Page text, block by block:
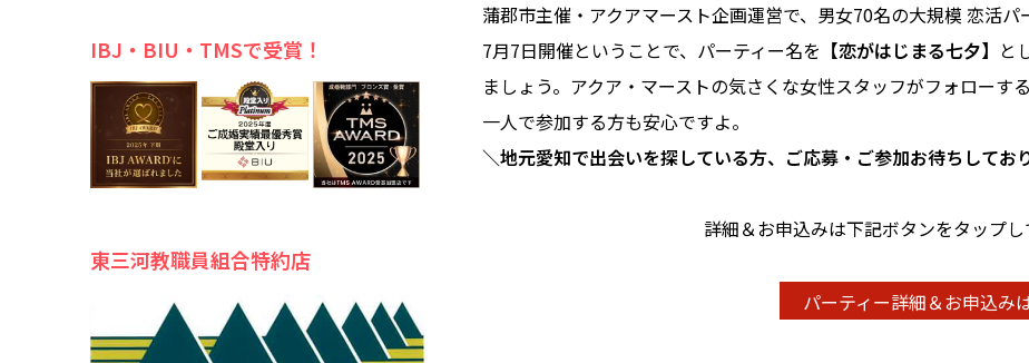
蒲郡市主催・アクアマースト企画運営で、男女70名の大規模 恋活パ
7月7日開催ということで、パーティー名を 【恋がはじまる七夕】 と
ましょう。アクア・マーストの気さくな女性スタッフがフォローす
一人で参加する方も安心ですよ。
＼地元愛知で出会いを探している方、ご応募・ご参加お待ちしてお
詳細＆お申込みは下記ボタンをタップ
パーティー詳細＆お申込み
IBJ・BIU・TMSで受賞！
東三河教職員組合特約店